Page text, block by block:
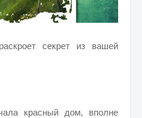
секрет из вашей
красный дом, вполне